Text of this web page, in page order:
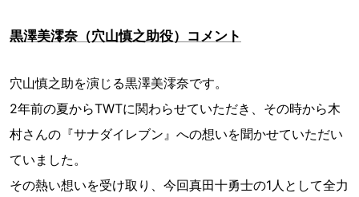
黒澤美澪奈（穴山慎之助役）コメント
穴山慎之助を演じる黒澤美澪奈です。
2年前の夏からTWTに関わらせていただき、その時から木
村さんの『サナダイレブン』への想いを聞かせていただい
ていました。
その熱い想いを受け取り、今回真田十勇士の1人として全力